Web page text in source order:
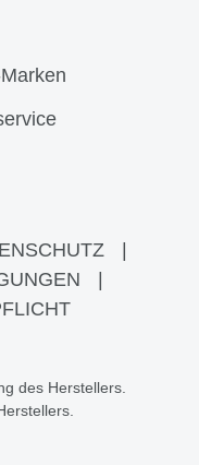
des Herstellers.